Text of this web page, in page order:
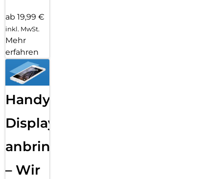
ab 19,99 €
inkl. MwSt.
Mehr
erfahren
Handy
Displayfolie
anbringen
– Wir